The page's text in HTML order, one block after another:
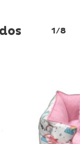
1/8